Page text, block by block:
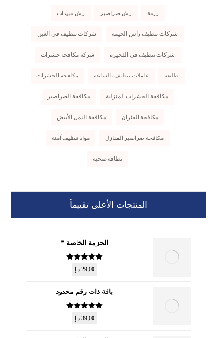
رزمة رش صراصير رش مبيدات
شركات تنظيف رأس الخيمة شركات تنظيف في العين
شركات تنظيف في الفجيرة شركة مكافحة حشرات
طليعة عاملات تنظيف بالساعة مكافحة الحشرات
مكافحة الحشرات المنزلية مكافحة الصراصير
مكافحة الفئران مكافحة النمل الأبيض
مكافحة صراصير المنازل مواد تنظيف آمنة
نظافة صحية
المنتجات الأعلى تقييماً
الحزمة الخاصة ٣
تم التقييم
من 5
29,00 د.إ
باقة ذات رقم محدود
تم التقييم
من 5
39,00 د.إ